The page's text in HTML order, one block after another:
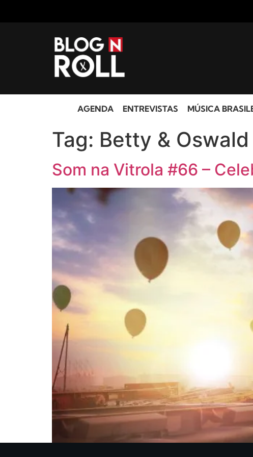
AGENDA ENTREVISTAS MÚSICA
Tag: Betty & Oswald
Som na Vitrola #66 –